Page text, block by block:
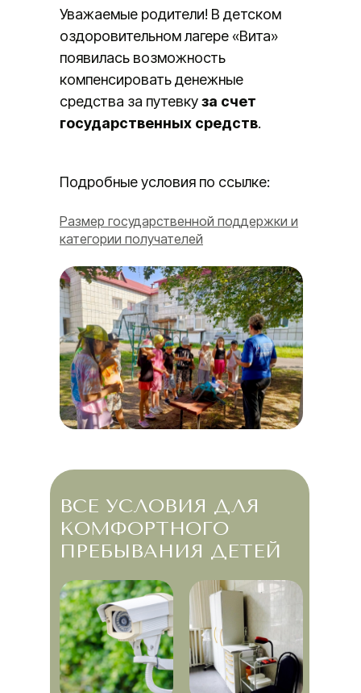
Размер государственной поддержки и
категории получателей
Подробные условия по ссылке:
Уважаемые родители! В детском
оздоровительном лагере «Вита»
появилась возможность
компенсировать денежные
средства за путевкуза счет
государственных средств.
ВСЕ УСЛОВИЯ ДЛЯ
КОМФОРТНОГО
ПРЕБЫВАНИЯ ДЕТЕЙ